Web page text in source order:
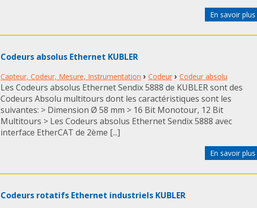
En savoir plus
Codeurs absolus Ethernet KUBLER
Capteur, Codeur, Mesure, Instrumentation › Codeur › Codeur absolu
Les Codeurs absolus Ethernet Sendix 5888 de KUBLER sont des
Codeurs Absolu multitours dont les caractéristiques sont les
suivantes: > Dimension Ø 58 mm > 16 Bit Monotour, 12 Bit
Multitours > Les Codeurs absolus Ethernet Sendix 5888 avec
interface EtherCAT de 2ème [...]
En savoir plus
Codeurs rotatifs Ethernet industriels KUBLER